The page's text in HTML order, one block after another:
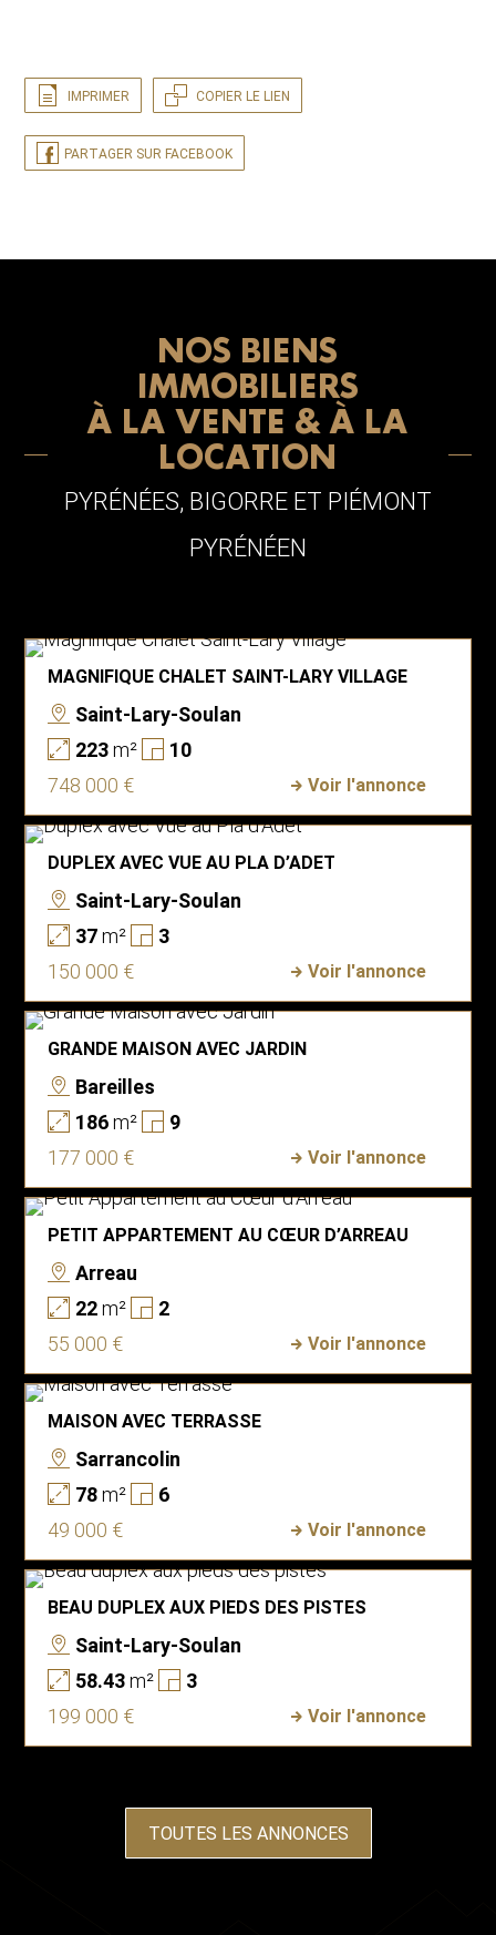
IMPRIMER COPIER LE LIEN
PARTAGER SUR FACEBOOK
NOS BIENS
IMMOBILIERS
À LA VENTE & À LA
LOCATION
PYRÉNÉES, BIGORRE ET PIÉMONT
PYRÉNÉEN
MAGNIFIQUE CHALET SAINT-LARY VILLAGE
Saint-Lary-Soulan
223m²
10
748 000 €
Voir l'annonce
DUPLEX AVEC VUE AU PLA D’ADET
Saint-Lary-Soulan
37m²
3
150 000 €
Voir l'annonce
GRANDE MAISON AVEC JARDIN
Bareilles
186m²
9
177 000 €
Voir l'annonce
PETIT APPARTEMENT AU CŒUR D’ARREAU
Arreau
22m²
2
55 000 €
Voir l'annonce
MAISON AVEC TERRASSE
Sarrancolin
78m²
6
49 000 €
Voir l'annonce
BEAU DUPLEX AUX PIEDS DES PISTES
Saint-Lary-Soulan
58.43m²
3
199 000 €
Voir l'annonce
TOUTES LES ANNONCES